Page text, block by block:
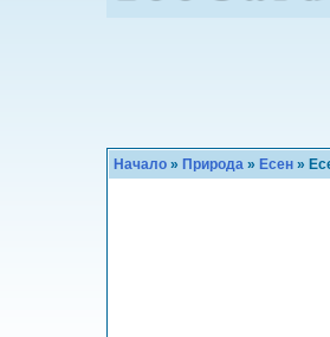
Начало » Природа » Eсен »